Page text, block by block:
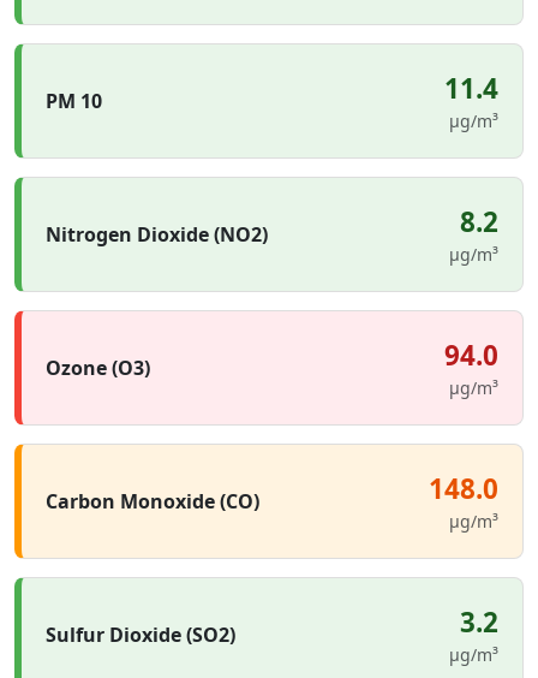
PM 10 11.4
µg/m³
Nitrogen Dioxide (NO2) 8.2
µg/m³
Ozone (O3) 94.0
µg/m³
Carbon Monoxide (CO) 148.0
µg/m³
Sulfur Dioxide (SO2) 3.2
µg/m³